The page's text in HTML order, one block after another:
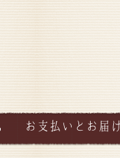
お支払いとお届